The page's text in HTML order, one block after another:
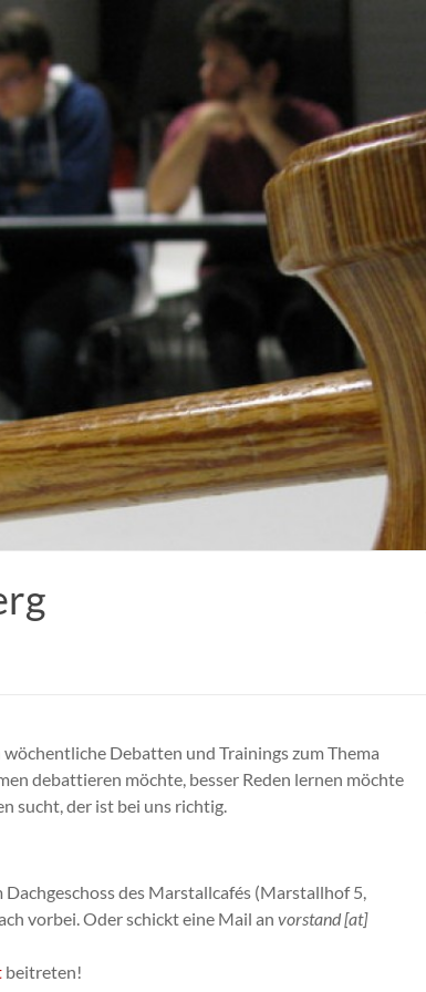
Debatten und Trainings zum Thema
debattieren möchte, besser Reden lernen möchte
sucht, der ist bei uns richtig.
des Marstallcafés (Marstallhof 5,
vorbei. Oder schickt eine Mail an vorstand [at]
beitreten!